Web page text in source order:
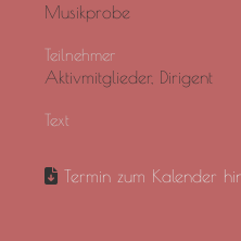
Musikprobe
Teilnehmer
Aktivmitglieder, Dirigent
Text
Termin zum Kalender